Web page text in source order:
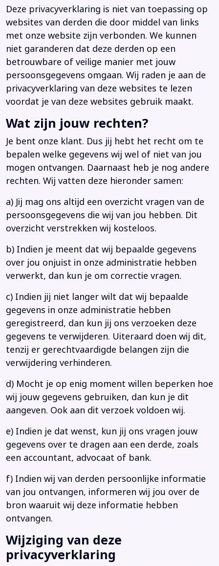
Deze privacyverklaring is niet van toepassing op
websites van derden die door middel van links
met onze website zijn verbonden. We kunnen
niet garanderen dat deze derden op een
betrouwbare of veilige manier met jouw
persoonsgegevens omgaan. Wij raden je aan de
privacyverklaring van deze websites te lezen
voordat je van deze websites gebruik maakt.
Wat zijn jouw rechten?
Je bent onze klant. Dus jij hebt het recht om te
bepalen welke gegevens wij wel of niet van jou
mogen ontvangen. Daarnaast heb je nog andere
rechten. Wij vatten deze hieronder samen:
a) Jij mag ons altijd een overzicht vragen van de
persoonsgegevens die wij van jou hebben. Dit
overzicht verstrekken wij kosteloos.
b) Indien je meent dat wij bepaalde gegevens
over jou onjuist in onze administratie hebben
verwerkt, dan kun je om correctie vragen.
c) Indien jij niet langer wilt dat wij bepaalde
gegevens in onze administratie hebben
geregistreerd, dan kun jij ons verzoeken deze
gegevens te verwijderen. Uiteraard doen wij dit,
tenzij er gerechtvaardigde belangen zijn die
verwijdering verhinderen.
d) Mocht je op enig moment willen beperken hoe
wij jouw gegevens gebruiken, dan kun je dit
aangeven. Ook aan dit verzoek voldoen wij.
e) Indien je dat wenst, kun jij ons vragen jouw
gegevens over te dragen aan een derde, zoals
een accountant, advocaat of bank.
f) Indien wij van derden persoonlijke informatie
van jou ontvangen, informeren wij jou over de
bron waaruit wij deze informatie hebben
ontvangen.
Wijziging van deze
privacyverklaring